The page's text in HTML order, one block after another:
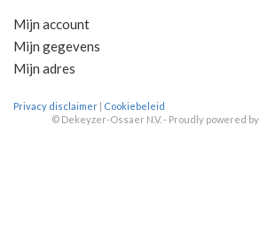
Mijn account
Mijn gegevens
Mijn adres
Privacy disclaimer | Cookiebeleid
© Dekeyzer-Ossaer N.V. - Proudly powered by